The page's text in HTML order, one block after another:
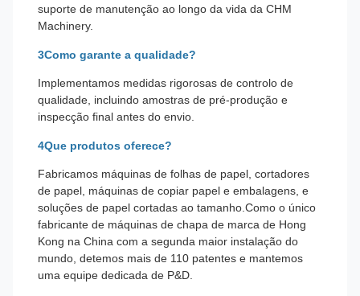
suporte de manutenção ao longo da vida da CHM
Machinery.
3Como garante a qualidade?
Implementamos medidas rigorosas de controlo de
qualidade, incluindo amostras de pré-produção e
inspecção final antes do envio.
4Que produtos oferece?
Fabricamos máquinas de folhas de papel, cortadores
de papel, máquinas de copiar papel e embalagens, e
soluções de papel cortadas ao tamanho.Como o único
fabricante de máquinas de chapa de marca de Hong
Kong na China com a segunda maior instalação do
mundo, detemos mais de 110 patentes e mantemos
uma equipe dedicada de P&D.